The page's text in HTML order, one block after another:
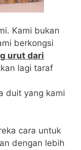
Kami bukan
berkongsi
urut dari
lagi taraf
duit yang kami
cara untuk
dengan lebih